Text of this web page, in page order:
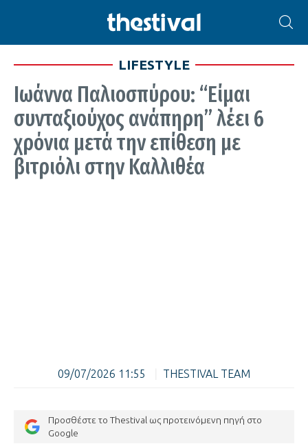
LIFESTYLE
Ιωάννα Παλιοσπύρου: “Είμαι
συνταξιούχος ανάπηρη” λέει 6
χρόνια μετά την επίθεση με
βιτριόλι στην Καλλιθέα
09/07/2026 11:55 THESTIVAL TEAM
Προσθέστε το Thestival ως προτεινόμενη πηγή στο
Google